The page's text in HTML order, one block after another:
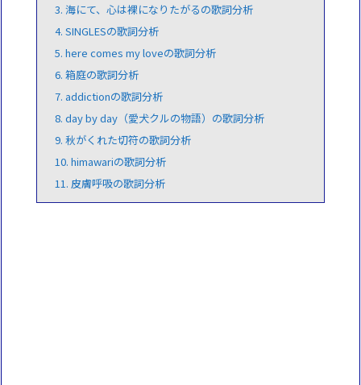
3. 海にて、心は裸になりたがるの歌詞分析
4. SINGLESの歌詞分析
5. here comes my loveの歌詞分析
6. 箱庭の歌詞分析
7. addictionの歌詞分析
8. day by day（愛犬クルの物語）の歌詞分析
9. 秋がくれた切符の歌詞分析
10. himawariの歌詞分析
11. 皮膚呼吸の歌詞分析